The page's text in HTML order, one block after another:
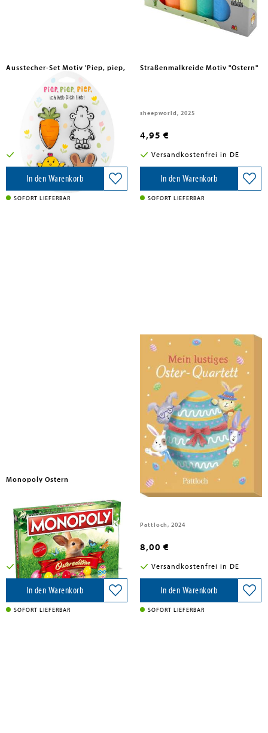
Ausstecher-Set Motiv 'Piep, piep,
piep, ich hab Dich lieb!'
Sheepworld AG, 2025
9,95 €
Versandkostenfrei in DE
In den Warenkorb
SOFORT LIEFERBAR
Straßenmalkreide Motiv "Ostern"
sheepworld, 2025
4,95 €
Versandkostenfrei in DE
In den Warenkorb
SOFORT LIEFERBAR
Monopoly Ostern
Winning Moves, 2024
44,95 €
Versandkostenfrei in DE
In den Warenkorb
SOFORT LIEFERBAR
Mein lustiges Oster-Quartett
Pattloch, 2024
8,00 €
Versandkostenfrei in DE
In den Warenkorb
SOFORT LIEFERBAR